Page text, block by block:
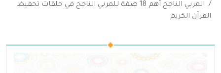
المربي الناجح أهم 18 صفة للمربي الناجح في حلقات تحفيظ
القرآن الكريم